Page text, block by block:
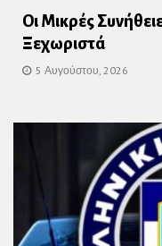
Οι Μικρές
Ξεχωριστά
5 Αυγούστου, 2026